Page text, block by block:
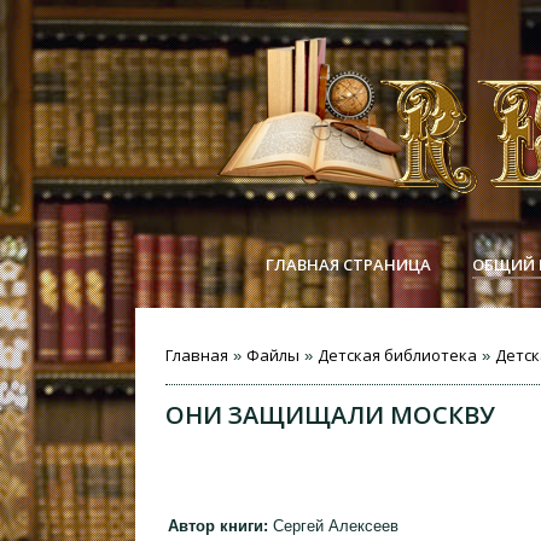
ГЛАВНАЯ СТРАНИЦА ОБЩИЙ
Главная » Файлы » Детская библиотека »
ОНИ ЗАЩИЩАЛИ МОСКВУ
Автор книги: Сергей Алексеев